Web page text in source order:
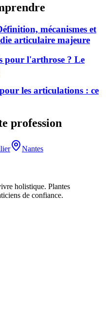
mécanismes et
articulaire majeure
pour l'arthrose ? Le
les articulations : ce
profession
Nantes
holistique. Plantes
de confiance.